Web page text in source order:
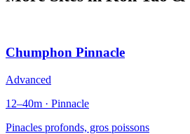
Chumphon Pinnacle
Advanced
12–40m · Pinnacle
Pinacles profonds, gros poissons